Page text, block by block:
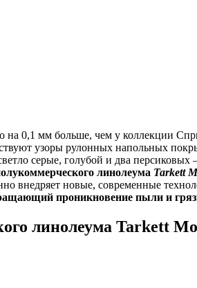
на 0,1 мм больше, чем у коллекции
узоры рулонных напольных
серые, голубой и два
линолеума Tarkett
внедряет новые, современные
проникновение пыли и
линолеума Tarkett